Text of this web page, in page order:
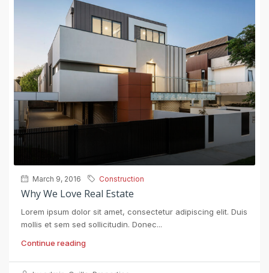
March 9, 2016 Construction
Why We Love Real Estate
Lorem ipsum dolor sit amet, consectetur adipiscing elit. Duis
mollis et sem sed sollicitudin. Donec...
Continue reading